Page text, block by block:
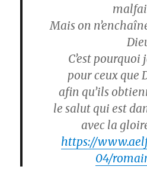
Mais on
C’est pourquoi
pour ceux que
afin qu’ils
le salut qui est
avec la
https://
04/